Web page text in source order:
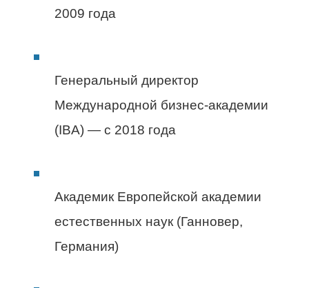
2009 года
Генеральный директор
Международной бизнес-академии
(IBA) — с 2018 года
Академик Европейской академии
естественных наук (Ганновер,
Германия)